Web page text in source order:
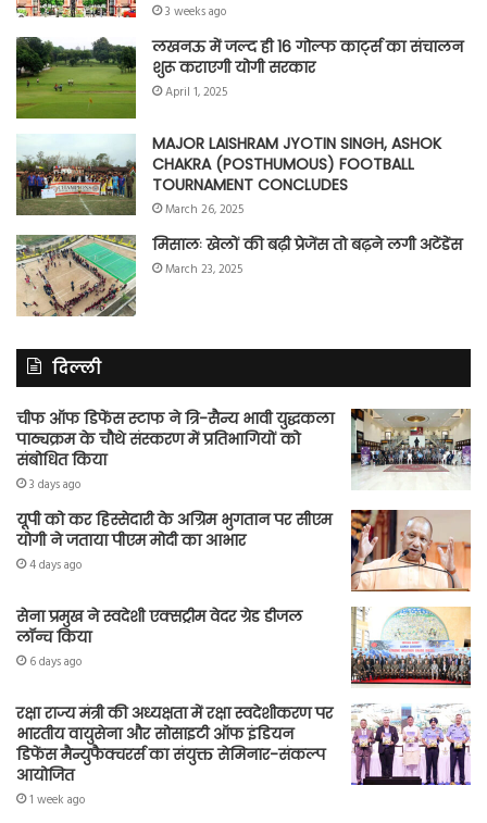
3 weeks ago
लखनऊ में जल्द ही 16 गोल्फ कार्ट्स का संचालन
शुरू कराएगी योगी सरकार
April 1, 2025
MAJOR LAISHRAM JYOTIN SINGH, ASHOK
CHAKRA (POSTHUMOUS) FOOTBALL
TOURNAMENT CONCLUDES
March 26, 2025
मिसालः खेलों की बढ़ी प्रेजेंस तो बढ़ने लगी अटेंडेंस
March 23, 2025
दिल्ली
चीफ ऑफ डिफेंस स्टाफ ने त्रि-सैन्य भावी युद्धकला
पाठ्यक्रम के चौथे संस्करण में प्रतिभागियों को
संबोधित किया
3 days ago
यूपी को कर हिस्सेदारी के अग्रिम भुगतान पर सीएम
योगी ने जताया पीएम मोदी का आभार
4 days ago
सेना प्रमुख ने स्वदेशी एक्सट्रीम वेदर ग्रेड डीजल
लॉन्च किया
6 days ago
रक्षा राज्य मंत्री की अध्यक्षता में रक्षा स्वदेशीकरण पर
भारतीय वायुसेना और सोसाइटी ऑफ इंडियन
डिफेंस मैन्युफैक्चरर्स का संयुक्त सेमिनार-संकल्प
आयोजित
1 week ago